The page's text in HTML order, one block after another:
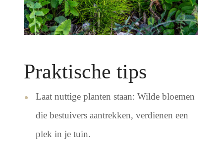
Praktische tips
Laat nuttige planten staan: Wilde bloemen
die bestuivers aantrekken, verdienen een
plek in je tuin.